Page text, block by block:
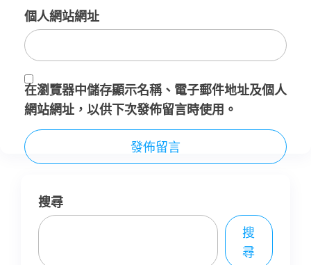
個人網站網址
在瀏覽器中儲存顯示名稱、電子郵件地址及個人
網站網址，以供下次發佈留言時使用。
搜尋
搜
尋